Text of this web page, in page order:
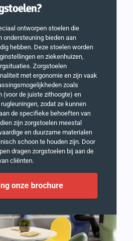
ontworpen stoelen die
ondersteuning bieden aan
hebben. Deze stoelen worden
en ziekenhuizen,
Zorgstoelen
met ergonomie en zijn vaak
zoals
(voor de juiste zithoogte) en
zodat ze kunnen
de specifieke behoeften van
zijn zorgstoelen meestal
en duurzame materialen
schoon te houden zijn. Door
dragen zorgstoelen bij aan de
cliënten.
onze brochure